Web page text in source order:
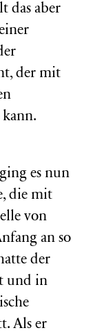
das aber
der mit
es nun
die mit
von
an so
der
und in
Als er